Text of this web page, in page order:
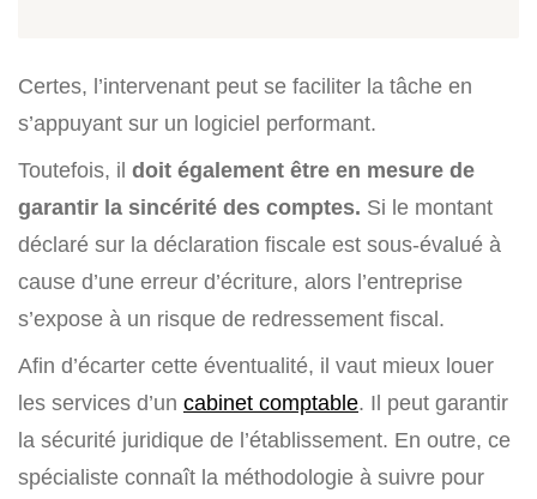
Certes, l’intervenant peut se faciliter la tâche en
s’appuyant sur un logiciel performant.
Toutefois, il doit également être en mesure de
garantir la sincérité des comptes. Si le montant
déclaré sur la déclaration fiscale est sous-évalué à
cause d’une erreur d’écriture, alors l’entreprise
s’expose à un risque de redressement fiscal.
Afin d’écarter cette éventualité, il vaut mieux louer
les services d’un cabinet comptable. Il peut garantir
la sécurité juridique de l’établissement. En outre, ce
spécialiste connaît la méthodologie à suivre pour